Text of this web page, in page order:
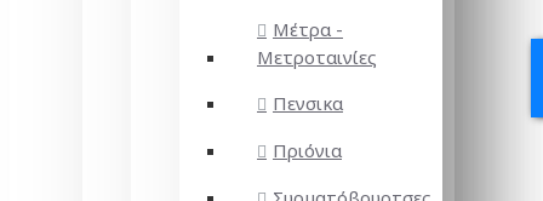
Μέτρα -
Μετροταινίες
Πενσικα
Πριόνια